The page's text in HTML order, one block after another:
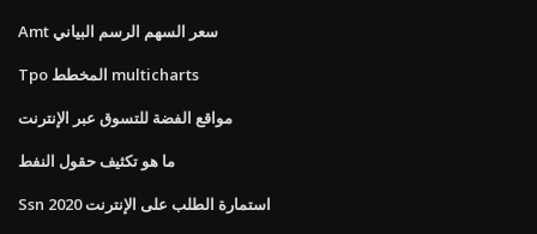
Amt سعر السهم الرسم البياني
Tpo المخطط multicharts
مواقع الفضة للتسوق عبر الإنترنت
ما هو تكثيف حقول النفط
Ssn استمارة الطلب على الإنترنت 2020